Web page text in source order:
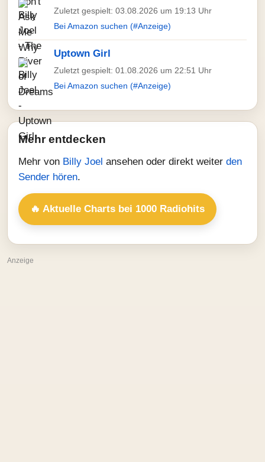
Zuletzt gespielt: 03.08.2026 um 19:13 Uhr
Bei Amazon suchen (#Anzeige)
Uptown Girl
Zuletzt gespielt: 01.08.2026 um 22:51 Uhr
Bei Amazon suchen (#Anzeige)
Mehr entdecken
Mehr von Billy Joel ansehen oder direkt weiter den
Sender hören.
🔥 Aktuelle Charts bei 1000 Radiohits
Anzeige